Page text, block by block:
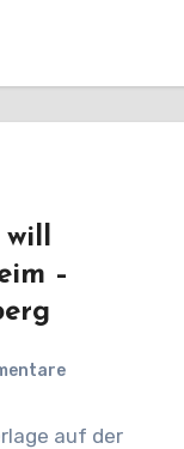
–
auf der